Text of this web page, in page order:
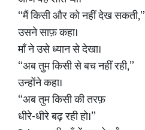
“मैं किसी और को नहीं देख सकती,”
उसने साफ़ कहा।
माँ ने उसे ध्यान से देखा।
“अब तुम किसी से बच नहीं रही,”
उन्होंने कहा।
“अब तुम किसी की तरफ़
धीरे-धीरे बढ़ रही हो।”